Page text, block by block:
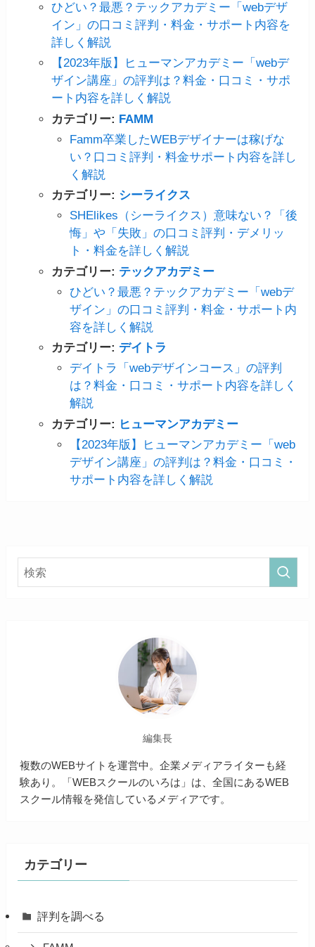
ひどい？最悪？テックアカデミー「webデザ
イン」の口コミ評判・料金・サポート内容を
詳しく解説
【2023年版】ヒューマンアカデミー「webデ
ザイン講座」の評判は？料金・口コミ・サポ
ート内容を詳しく解説
カテゴリー: FAMM
Famm卒業したWEBデザイナーは稼げな
い？口コミ評判・料金サポート内容を詳し
く解説
カテゴリー: シーライクス
SHElikes（シーライクス）意味ない？「後
悔」や「失敗」の口コミ評判・デメリッ
ト・料金を詳しく解説
カテゴリー: テックアカデミー
ひどい？最悪？テックアカデミー「webデ
ザイン」の口コミ評判・料金・サポート内
容を詳しく解説
カテゴリー: デイトラ
デイトラ「webデザインコース」の評判
は？料金・口コミ・サポート内容を詳しく
解説
カテゴリー: ヒューマンアカデミー
【2023年版】ヒューマンアカデミー「web
デザイン講座」の評判は？料金・口コミ・
サポート内容を詳しく解説
編集長
複数のWEBサイトを運営中。企業メディアライターも経
験あり。「WEBスクールのいろは」は、全国にあるWEB
スクール情報を発信しているメディアです。
カテゴリー
評判を調べる